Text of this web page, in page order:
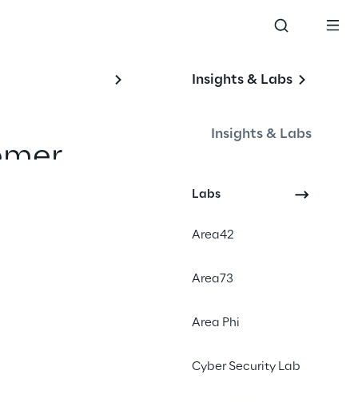
Insights & Labs
Insights & Labs
Labs
Area42
Area73
Area Phi
Cyber Security Lab